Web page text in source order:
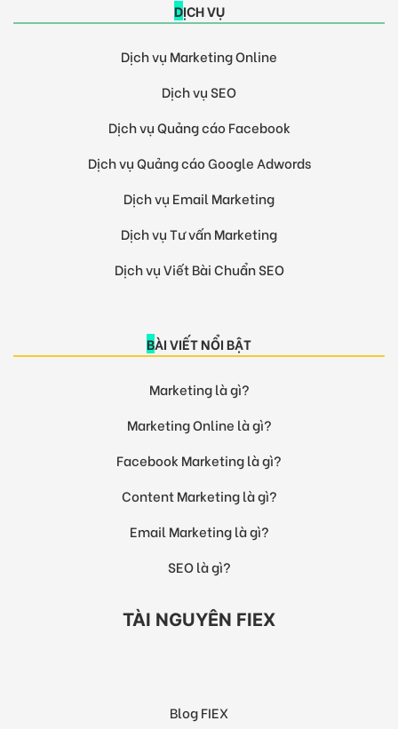
DỊCH VỤ
Dịch vụ Marketing Online
Dịch vụ SEO
Dịch vụ Quảng cáo Facebook
Dịch vụ Quảng cáo Google Adwords
Dịch vụ Email Marketing
Dịch vụ Tư vấn Marketing
Dịch vụ Viết Bài Chuẩn SEO
BÀI VIẾT NỔI BẬT
Marketing là gì?
Marketing Online là gì?
Facebook Marketing là gì?
Content Marketing là gì?
Email Marketing là gì?
SEO là gì?
TÀI NGUYÊN FIEX
Blog FIEX